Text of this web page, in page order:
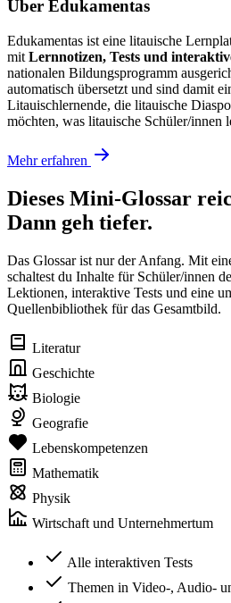
Über Edukamentas
Edukamentas ist eine litauische
mit Lernnotizen, Tests und
nationalen Bildungsprogramm
automatisch übersetzt und sind damit
Litauischlernende, die litauische
möchten, was litauische Schüler/innen
Mehr erfahren
Dieses Mini-Glossar
Dann geh tiefer.
Das Glossar ist nur der Anfang. Mit
schaltest du Inhalte für Schüler/innen
Lektionen, interaktive Tests und eine
Quellenbibliothek für das Gesamtbild.
Literatur
Geschichte
Biologie
Geografie
Lebenskompetenzen
Mathematik
Physik
Wirtschaft und Unternehmertum
Alle interaktiven Tests
Themen in Video-, Audio-